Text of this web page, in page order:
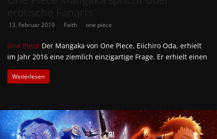
13. Februar 2019 Faith one piece
One Piece Der Mangaka von One Piece, Eiichiro Oda, erhielt
im Jahr 2016 eine ziemlich einzigartige Frage. Er erhielt einen
Weiterlesen